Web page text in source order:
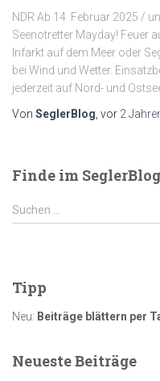
NDR Ab 14. Februar 2025 /
Seenotretter Mayday! Feuer
Infarkt auf dem Meer oder
bei Wind und Wetter.
jederzeit auf Nord- und
Von SeglerBlog , vor 2
Finde im
S
u
n
n
h
Suchen …
Tipp
Neu: Beiträge blättern per
Neueste Beiträge